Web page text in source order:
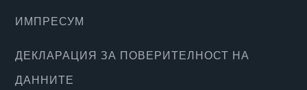
ИМПРЕСУМ
ДЕКЛАРАЦИЯ ЗА ПОВЕРИТЕЛНОСТ НА
ДАННИТЕ